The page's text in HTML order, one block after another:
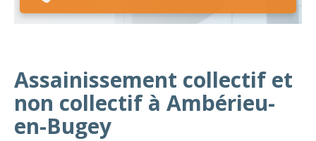
Assainissement collectif et
non collectif à Ambérieu-
en-Bugey